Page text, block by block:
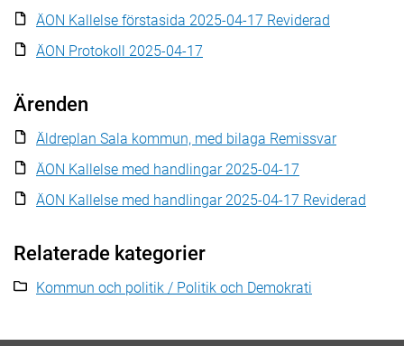
ÄON Kallelse förstasida 2025-04-17 Reviderad
ÄON Protokoll 2025-04-17
Ärenden
Äldreplan Sala kommun, med bilaga Remissvar
ÄON Kallelse med handlingar 2025-04-17
ÄON Kallelse med handlingar 2025-04-17 Reviderad
Relaterade kategorier
Kommun och politik / Politik och Demokrati